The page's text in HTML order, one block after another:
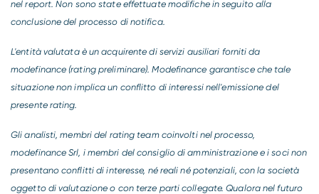
nel report. Non sono state effettuate modifiche in seguito alla
conclusione del processo di notifica.
L'entità valutata è un acquirente di servizi ausiliari forniti da
modefinance (rating preliminare). Modefinance garantisce che tale
situazione non implica un conflitto di interessi nell'emissione del
presente rating.
Gli analisti, membri del rating team coinvolti nel processo,
modefinance Srl, i membri del consiglio di amministrazione e i soci non
presentano conflitti di interesse, né reali né potenziali, con la società
oggetto di valutazione o con terze parti collegate. Qualora nel futuro